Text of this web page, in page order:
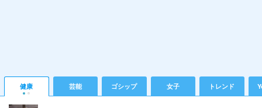
健康 芸能 ゴシップ 女子 トレンド